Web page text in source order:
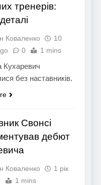
тренерів:
Коваленко
10
0 1 mins
Кухаревич
без наставників.
Свонсі
дебют
Коваленко
1 рік
1 mins